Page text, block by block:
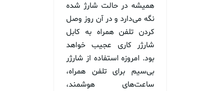
همیشه در حالت شارژ شده
نگه می‌دارد و در آن روز وصل
کردن تلفن همراه به کابل
شارژر کاری عجیب خواهد
بود. امروزه استفاده از شارژر
بی‌سیم برای تلفن همراه،
ساعت‌های هوشمند،